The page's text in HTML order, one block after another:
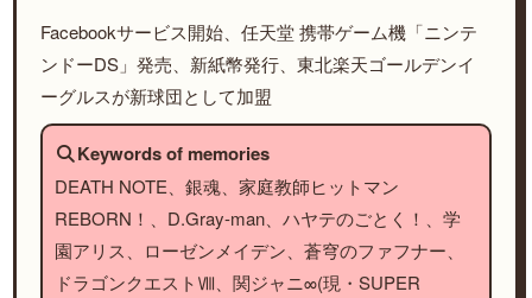
Facebookサービス開始、任天堂 携帯ゲーム機「ニンテ
ンドーDS」発売、新紙幣発行、東北楽天ゴールデンイ
ーグルスが新球団として加盟
Keywords of memories
DEATH NOTE、銀魂、家庭教師ヒットマン
REBORN！、D.Gray-man、ハヤテのごとく！、学
園アリス、ローゼンメイデン、蒼穹のファフナー、
ドラゴンクエストⅧ、関ジャニ∞(現・SUPER